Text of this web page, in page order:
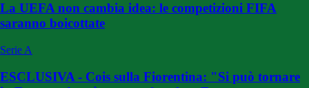
La UEFA non cambia idea: le competizioni FIFA
saranno boicottate
Serie A
ESCLUSIVA - Cois sulla Fiorentina: "Si può tornare